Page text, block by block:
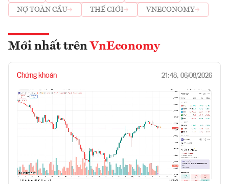
NỢ TOÀN CẦU
THẾ GIỚI VNECONOMY
Mới nhất trên VnEconomy
Chứng khoán 21:48, 06/08/2026